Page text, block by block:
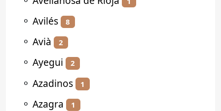
⚬ Avilés 8
⚬ Avià 2
⚬ Ayegui 2
⚬ Azadinos 1
⚬ Azagra 1